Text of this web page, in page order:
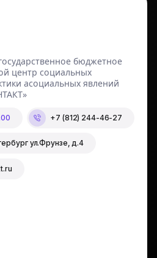
бюджетное
центр социальных
асоциальных явлений
+7 (812) 244-46-27
ул.Фрунзе, д.4